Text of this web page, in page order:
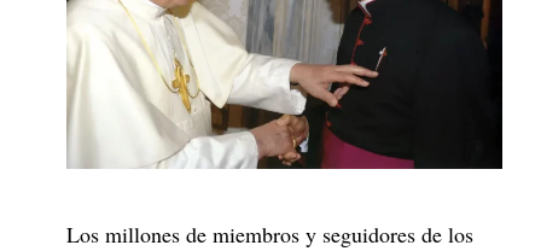
Los millones de miembros y seguidores de los